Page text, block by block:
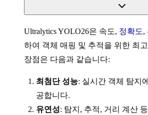
Ultralytics YOLO26은 속도, 정확도,
하여 객체 매핑 및 추적을 위한 최
장점은 다음과 같습니다:
최첨단 성능: 실시간 객체 탐지
공합니다.
유연성: 탐지, 추적, 거리 계산